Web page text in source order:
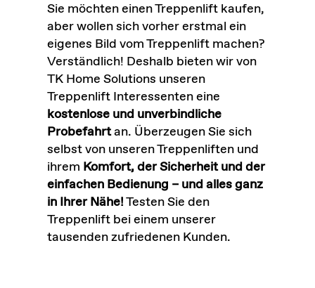
Sie möchten einen Treppenlift kaufen,
aber wollen sich vorher erstmal ein
eigenes Bild vom Treppenlift machen?
Verständlich! Deshalb bieten wir von
TK Home Solutions unseren
Treppenlift Interessenten eine
kostenlose und unverbindliche
Probefahrtan. Überzeugen Sie sich
selbst von unseren Treppenliften und
ihrem Komfort, der Sicherheit und der
einfachen Bedienung – und alles ganz
in Ihrer Nähe!Testen Sie den
Treppenlift bei einem unserer
tausenden zufriedenen Kunden.